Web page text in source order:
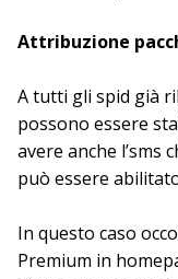
Attribuzione
A tutti gli spid già
possono essere
avere anche l’sms
può essere
In questo caso
Premium in